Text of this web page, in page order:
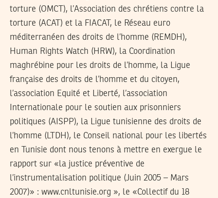
torture (OMCT), l’Association des chrétiens contre la
torture (ACAT) et la FIACAT, le Réseau euro
méditerranéen des droits de l’homme (REMDH),
Human Rights Watch (HRW), la Coordination
maghrébine pour les droits de l’homme, la Ligue
française des droits de l’homme et du citoyen,
l’association Equité et Liberté, l’association
Internationale pour le soutien aux prisonniers
politiques (AISPP), la Ligue tunisienne des droits de
l’homme (LTDH), le Conseil national pour les libertés
en Tunisie dont nous tenons à mettre en exergue le
rapport sur «la justice préventive de
l’instrumentalisation politique (Juin 2005 – Mars
2007)» : www.cnltunisie.org », le «Collectif du 18